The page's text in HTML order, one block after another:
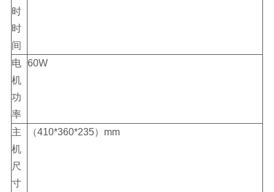
时
时
间
电
机
功
率
60W
主
机
尺
寸
（410*360*235）mm